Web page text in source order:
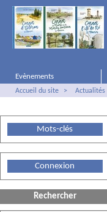
Evènements
Accueil du site > Actualités
Mots-clés
Connexion
Rechercher